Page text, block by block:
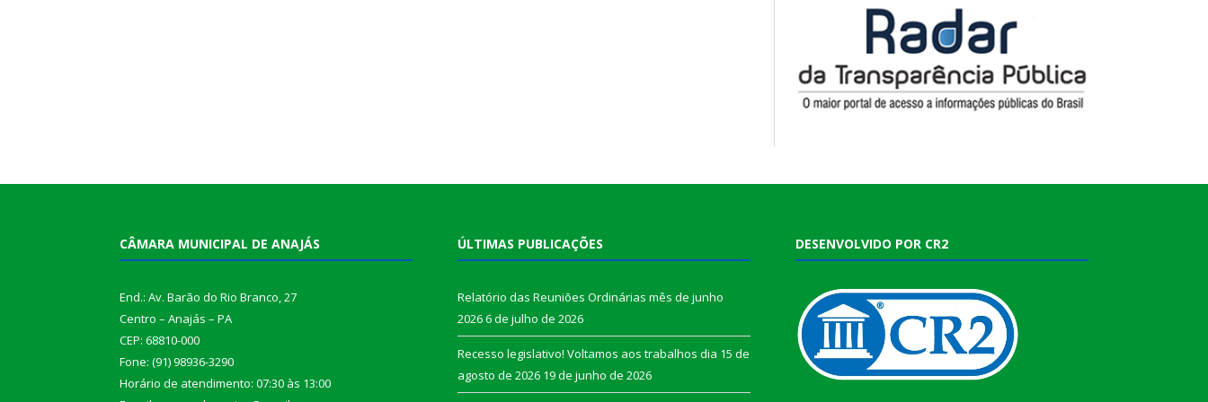
CÂMARA MUNICIPAL DE ANAJÁS
End.: Av. Barão do Rio Branco, 27
Centro – Anajás – PA
CEP: 68810-000
Fone: (91) 98936-3290
Horário de atendimento: 07:30 às 13:00
ÚLTIMAS PUBLICAÇÕES
Relatório das Reuniões Ordinárias mês de junho
20266 de julho de 2026
Recesso legislativo! Voltamos aos trabalhos dia 15 de
agosto de 2026 19 de junho de 2026
DESENVOLVIDO POR CR2